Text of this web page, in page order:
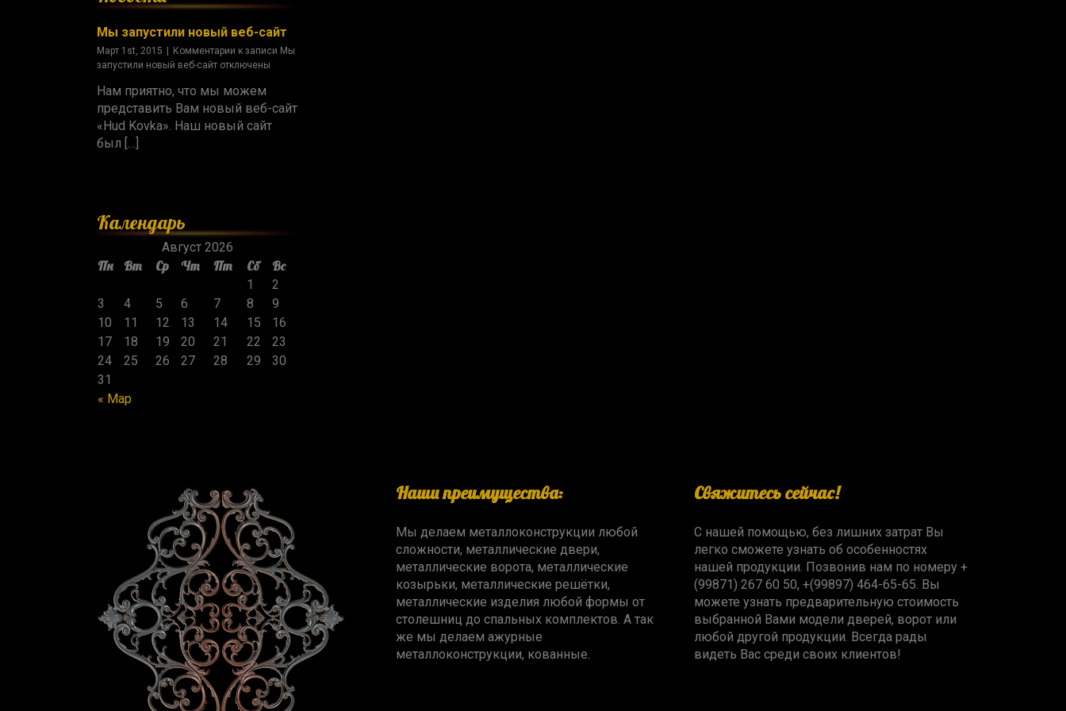
Мы запустили новый веб-сайт
Март 1st, 2015 Комментарии к записи Мы
запустили новый веб-сайт отключены
Нам приятно, что мы можем
представить Вам новый веб-сайт
«Hud Kovka». Наш новый сайт
был […]
Календарь
Август 2026
Пн Вт Ср Чт Пт Сб Вс
« Мар
1
2
3
4 5 6 7 8
9
10
11 12 13 14 15
16
17
18 19 20 21 22
23
24
25 26 27 28 29
30
31
Наши преимущества:
Мы делаем металлоконструкции любой
сложности, металлические двери,
металлические ворота, металлические
козырьки, металлические решётки,
металлические изделия любой формы от
столешниц до спальных комплектов. А так
же мы делаем ажурные
металлоконструкции, кованные.
Свяжитесь сейчас!
С нашей помощью, без лишних затрат Вы
легко сможете узнать об особенностях
нашей продукции. Позвонив нам по номеру +
(99871) 267 60 50, +(99897) 464-65-65. Вы
можете узнать предварительную стоимость
выбранной Вами модели дверей, ворот или
любой другой продукции. Всегда рады
видеть Вас среди своих клиентов!